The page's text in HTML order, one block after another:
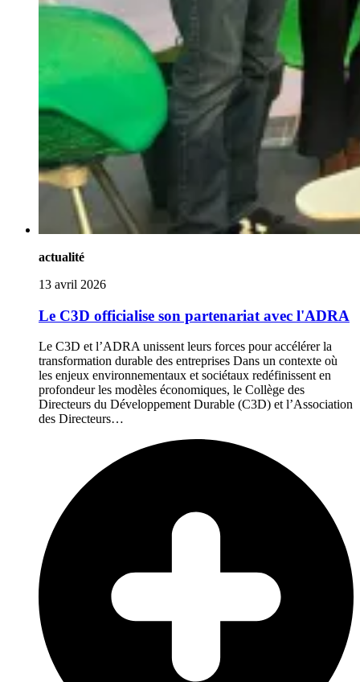
actualité
13 avril 2026
Le C3D officialise son partenariat avec l'ADRA
Le C3D et l’ADRA unissent leurs forces pour accélérer la
transformation durable des entreprises Dans un contexte où
les enjeux environnementaux et sociétaux redéfinissent en
profondeur les modèles économiques, le Collège des
Directeurs du Développement Durable (C3D) et l’Association
des Directeurs…